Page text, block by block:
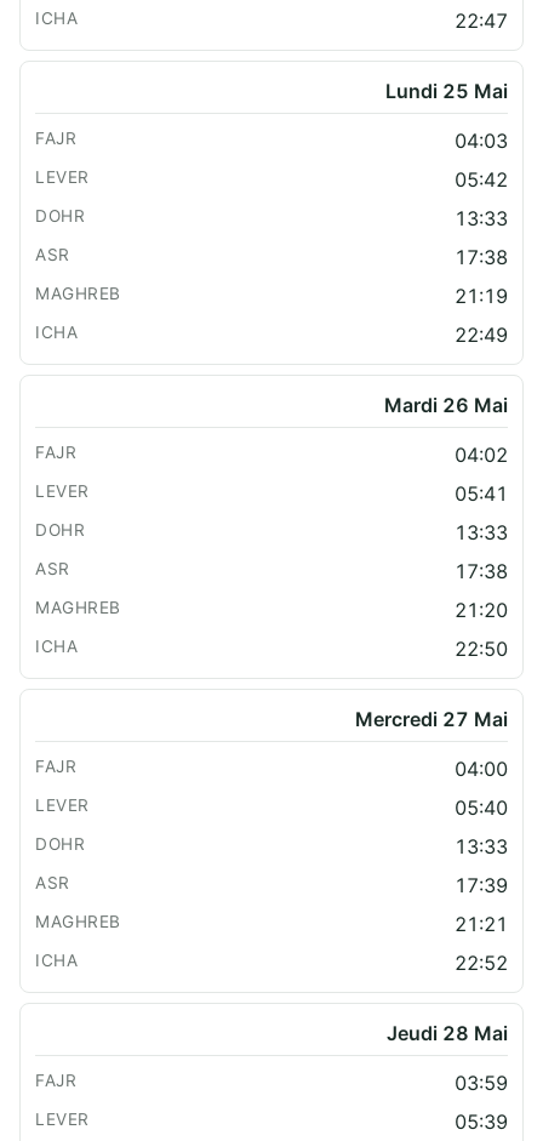
22:47
Lundi 25 Mai
04:03
05:42
13:33
17:38
21:19
22:49
Mardi 26 Mai
04:02
05:41
13:33
17:38
21:20
22:50
Mercredi 27 Mai
04:00
05:40
13:33
17:39
21:21
22:52
Jeudi 28 Mai
03:59
05:39